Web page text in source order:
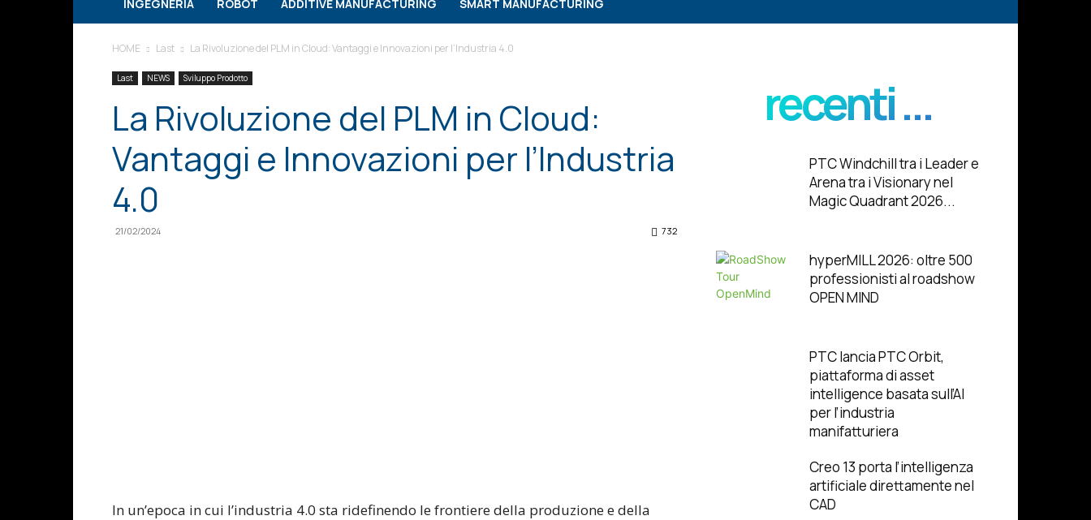
INGEGNERIA ROBOT ADDITIVE MANUFACTURING SMART MANUFACTURING
HOME Last La Rivoluzione del PLM in Cloud: Vantaggi e Innovazioni per l’Industria 4.0
Last NEWS Sviluppo Prodotto
La Rivoluzione del PLM in Cloud:
Vantaggi e Innovazioni per l’Industria
4.0
21/02/2024 732
In un’epoca in cui l’industria 4.0 sta ridefinendo le frontiere della produzione e della
recenti ...
PTC Windchill tra i Leader e
Arena tra i Visionary nel
Magic Quadrant 2026...
hyperMILL 2026: oltre 500
professionisti al roadshow
OPEN MIND
PTC lancia PTC Orbit,
piattaforma di asset
intelligence basata sull’AI
per l’industria
manifatturiera
Creo 13 porta l’intelligenza
artificiale direttamente nel
CAD